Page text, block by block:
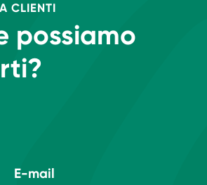
CLIENTI
possiamo
E-mail